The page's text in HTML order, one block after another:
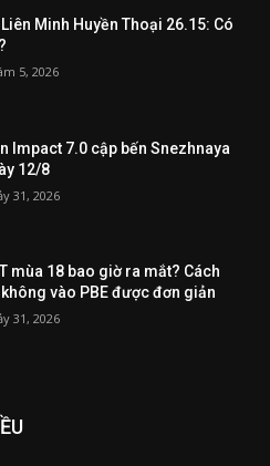
Minh Huyền Thoại 26.15: Có
5, 2026
Impact 7.0 cập bến Snezhnaya
12/8
31, 2026
mùa 18 bao giờ ra mắt? Cách
vào PBE được đơn giản
31, 2026